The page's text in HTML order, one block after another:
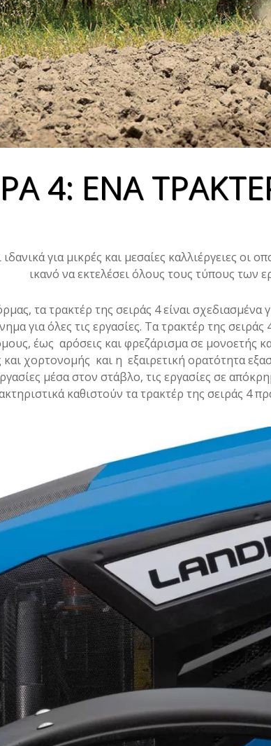
4: ΕΝΑ
για μικρές και μεσαίες καλλιέργειες οι
ικανό να εκτελέσει όλους τους τύπους των
τα τρακτέρ της σειράς 4 είναι
για όλες τις εργασίες. Τα τρακτέρ της σειράς
έως αρόσεις και φρεζάρισμα σε μονοετής
και χορτονομής και η εξαιρετική ορατότητα
μέσα στον στάβλο, τις εργασίες σε
καθιστούν τα τρακτέρ της σειράς 4